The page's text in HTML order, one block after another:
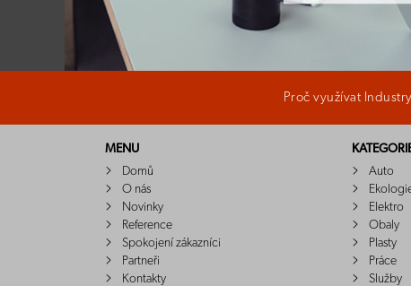
Proč využívat
MENU
Domů
O nás
Novinky
Reference
Spokojení zákazníci
Partneři
Kontakty
Auto
Elektro
Obaly
Plasty
Práce
Služby